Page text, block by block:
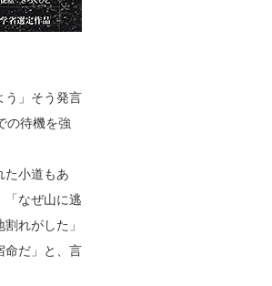
う」そう発言
の待機を強
た小道もあ
なぜ山に逃
れがした」
命だ」と、言